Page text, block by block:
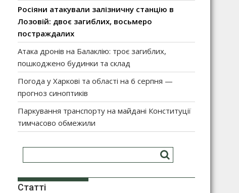
Росіяни атакували залізничну станцію в
Лозовій: двоє загиблих, восьмеро
постраждалих
Атака дронів на Балаклію: троє загиблих,
пошкоджено будинки та склад
Погода у Харкові та області на 6 серпня —
прогноз синоптиків
Паркування транспорту на майдані Конституції
тимчасово обмежили
Статті